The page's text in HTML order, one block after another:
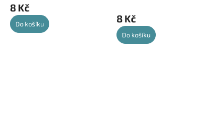
8 Kč
Do košíku 8 Kč
Do košíku